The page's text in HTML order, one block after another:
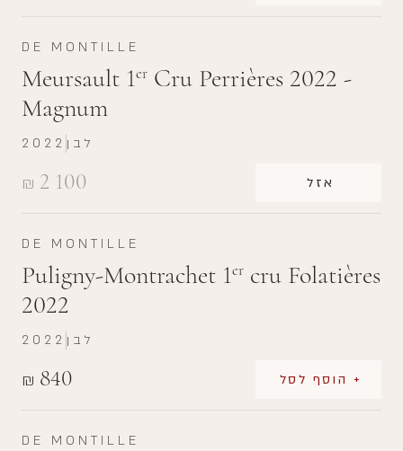
DE MONTILLE
Meursault 1er Cru Perrières 2022 -
Magnum
₪ 2 100 אזל
2022 לבן
DE MONTILLE
Puligny-Montrachet 1er cru Folatières
2022
₪ 840 + הוסף לסל
2022 לבן
DE MONTILLE